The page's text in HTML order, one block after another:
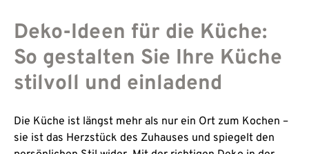
Deko-Ideen für die Küche:
So gestalten Sie Ihre Küche
stilvoll und einladend
Die Küche ist längst mehr als nur ein Ort zum Kochen –
sie ist das Herzstück des Zuhauses und spiegelt den